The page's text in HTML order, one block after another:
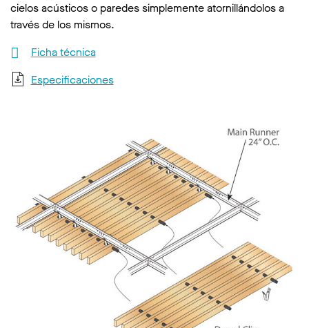
cielos acústicos o paredes simplemente atornillándolos a
través de los mismos.
Ficha técnica
Especificaciones